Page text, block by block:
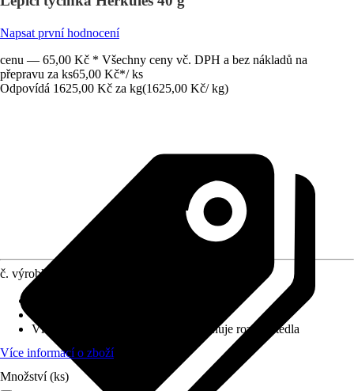
Napsat první hodnocení
cenu — 65,00 Kč * Všechny ceny vč. DPH a bez nákladů na
přepravu za ks65,00 Kč*/ ks
Odpovídá 1625,00 Kč za kg(1625,00 Kč/ kg)
č. výrobku
Vlastnosti
Ihned k aplikaci, Neobsahuje rozpouštědla
Více informací o zboží
Množství (ks)